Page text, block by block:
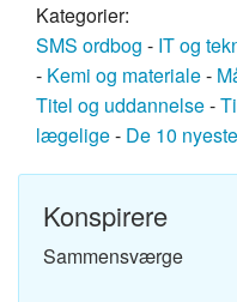
Kategorier:
SMS ordbog - IT og
- Kemi og materiale-
Titel og uddannelse-
lægelige- De 10
Konspirere
Sammensværge